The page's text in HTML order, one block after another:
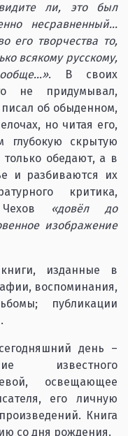
ли, это был
несравненный...
его творчества то,
всякому русскому,
. В своих
не придумывал,
об обыденном,
но читая его,
скрытую
обедают, а в
и разбиваются их
критика,
«довёл до
изображение
изданные в
воспоминания,
публикации
день –
известного
освещающее
его личную
Книга
со дня рождения.